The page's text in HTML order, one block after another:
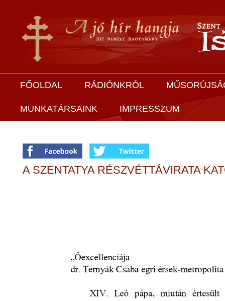
FŐOLDAL RÁDIÓNKRÓL
MUNKATÁRSAINK IMPRESSZUM
A SZENTATYA RÉSZVÉTTÁVIRATA